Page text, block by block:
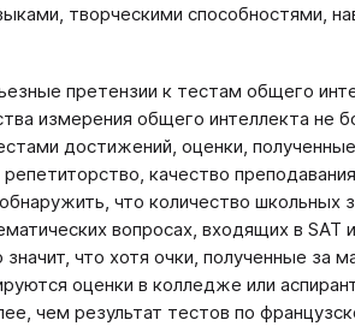
творческими способностями,
претензии к тестам общего
измерения общего интеллекта не
достижений, оценки,
качество
что количество школьных
вопросах, входящих в
что хотя очки, полученные за
оценки в колледже или
чем результат тестов по